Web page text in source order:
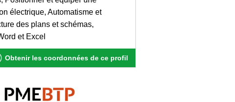
électrique, Automatisme et
des plans et schémas,
et Excel
Obtenir les coordonnées de ce profil